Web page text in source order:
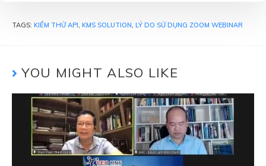
TAGS: KIỂM THỬ API KMS SOLUTION LÝ DO SỬ DỤNG ZOOM WEBINAR
YOU MIGHT ALSO LIKE